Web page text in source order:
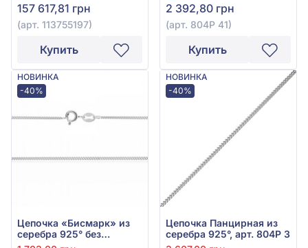
157 617,81 грн
(арт. 113755197)
Купить
2 392,80 грн
(арт. 804Р 41)
Купить
НОВИНКА
-40%
Цепочка «Бисмарк» из
серебра 925° без
вставки, арт. 073Р 2
НОВИНКА
-40%
Цепочка Панцирная из
серебра 925°, арт. 804Р 3